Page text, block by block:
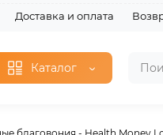
Доставка и оплата
Каталог